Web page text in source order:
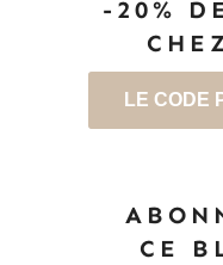
-20%
LE CODE
CE